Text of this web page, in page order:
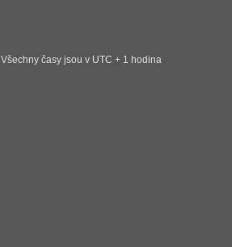
Všechny časy jsou v UTC + 1 hodina